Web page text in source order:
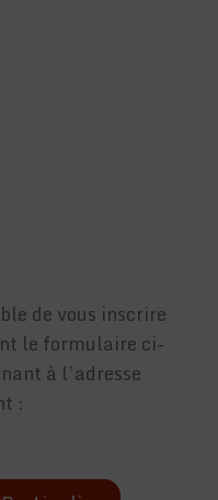
de vous inscrire
le formulaire ci-
à l’adresse
: